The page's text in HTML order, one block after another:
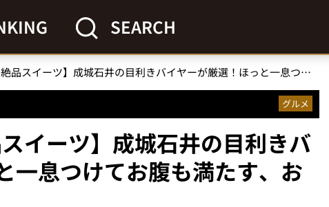
SEARCH
【1000円以下の絶品スイーツ】成城石井の目利きバイヤーが厳選！ほっと一息つけてお腹も満たす、おすすめ焼き菓子4選
グルメ
イーツ】成城石井の目利きバ
一息つけてお腹も満たす、お